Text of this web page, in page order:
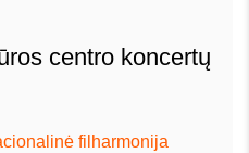
centro koncertų
filharmonija